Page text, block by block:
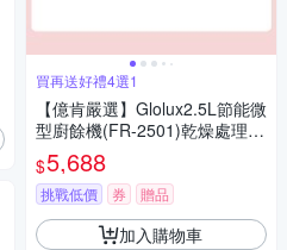
買再送好禮4選1
【億肯嚴選】Glolux2.5L節能微
型廚餘機(FR-2501)乾燥處理｜
除臭｜節能
$5,688
挑戰低價 券 贈品
加入購物車